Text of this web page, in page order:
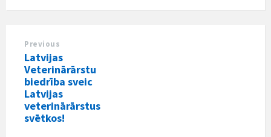
Previous
Latvijas
Veterinārārstu
biedrība sveic
Latvijas
veterinārārstus
svētkos!